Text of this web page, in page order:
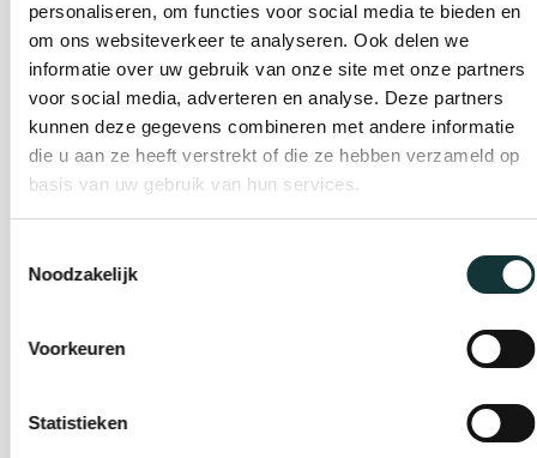
personaliseren, om functies voor social media te bieden en
om ons websiteverkeer te analyseren. Ook delen we
informatie over uw gebruik van onze site met onze partners
voor social media, adverteren en analyse. Deze partners
kunnen deze gegevens combineren met andere informatie
die u aan ze heeft verstrekt of die ze hebben verzameld op
basis van uw gebruik van hun services.
Noodzakelijk
Voorkeuren
Statistieken
Evenement
organiseren
Steun ons
Auditie
museum